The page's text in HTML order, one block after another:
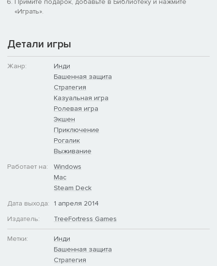
Примите подарок, добавьте в Библиотеку и нажмите
«Играть».
Детали игры
Жанр:
Инди
Башенная защита
Стратегия
Казуальная игра
Ролевая игра
Экшен
Приключение
Рогалик
Выживание
Работает на:
Windows
Mac
Steam Deck
Дата выхода:
1 апреля 2014
Издатель:
TreeFortress Games
Метки:
Инди
Башенная защита
Стратегия